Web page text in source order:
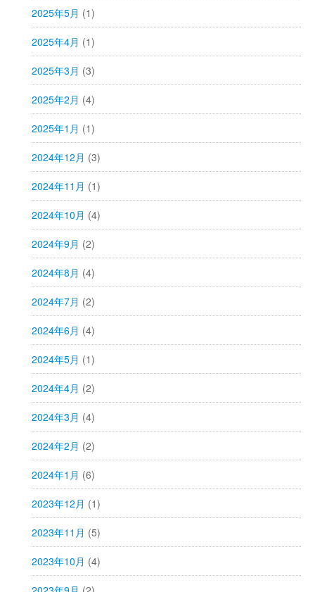
2025年5月 (1)
2025年4月 (1)
2025年3月 (3)
2025年2月 (4)
2025年1月 (1)
2024年12月 (3)
2024年11月 (1)
2024年10月 (4)
2024年9月 (2)
2024年8月 (4)
2024年7月 (2)
2024年6月 (4)
2024年5月 (1)
2024年4月 (2)
2024年3月 (4)
2024年2月 (2)
2024年1月 (6)
2023年12月 (1)
2023年11月 (5)
2023年10月 (4)